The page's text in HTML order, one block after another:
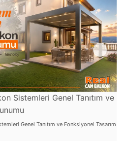
Sistemleri Genel Tanıtım ve
Genel Tanıtım ve Fonksiyonel Tasarım